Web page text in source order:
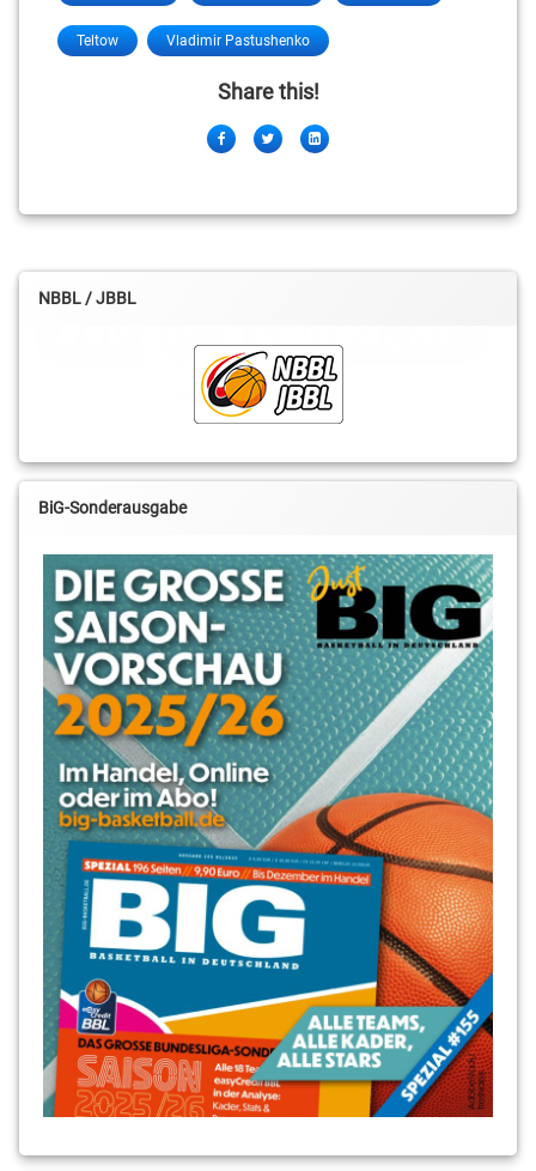
Teltow Vladimir Pastushenko
Share this!
FacebookTwitterLinkedIn
NBBL / JBBL
BiG-Sonderausgabe